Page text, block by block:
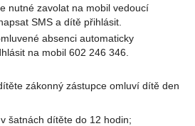
nutné zavolat na mobil vedoucí
SMS a dítě přihlásit.
absenci automaticky
na mobil 602 246 346.
zákonný zástupce omluví dítě den
šatnách dítěte do 12 hodin;